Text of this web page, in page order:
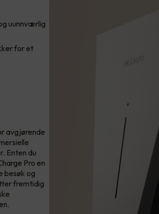
uunnværlig
for et
avgjørende
Enten du
Pro en
besøk og
fremtidig